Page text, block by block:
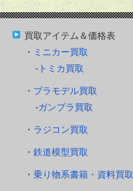
買取アイテム＆価格表
ミニカー買取
トミカ買取
プラモデル買取
ガンプラ買取
ラジコン買取
鉄道模型買取
乗り物系書籍・資料買取